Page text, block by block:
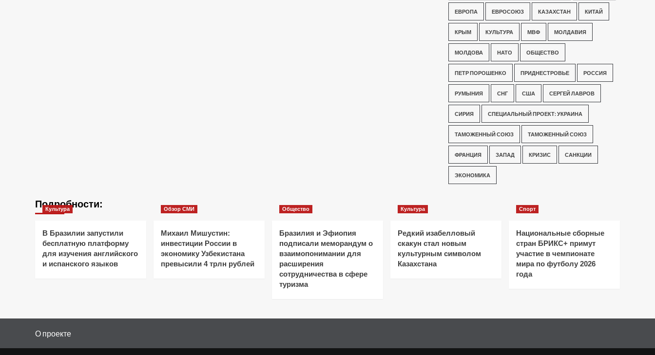
ЕВРОПА ЕВРОСОЮЗ КАЗАХСТАН КИТАЙ
КРЫМ КУЛЬТУРА МВФ МОЛДАВИЯ
МОЛДОВА НАТО ОБЩЕСТВО
ПЕТР ПОРОШЕНКО ПРИДНЕСТРОВЬЕ РОССИЯ
РУМЫНИЯ СНГ США СЕРГЕЙ ЛАВРОВ
СИРИЯ СПЕЦИАЛЬНЫЙ ПРОЕКТ: УКРАИНА
ТАМОЖЕННЫЙ СОЮЗ ТАМОЖЕННЫЙ СОЮЗ
ФРАНЦИЯ ЗАПАД КРИЗИС САНКЦИИ
ЭКОНОМИКА
Подробности:
Культура
В Бразилии запустили
бесплатную платформу
для изучения английского
и испанского языков
Обзор СМИ
Михаил Мишустин:
инвестиции России в
экономику Узбекистана
превысили 4 трлн рублей
Общество
Бразилия и Эфиопия
подписали меморандум о
взаимопонимании для
расширения
сотрудничества в сфере
туризма
Культура
Редкий изабелловый
скакун стал новым
культурным символом
Казахстана
Спорт
Национальные сборные
стран БРИКС+ примут
участие в чемпионате
мира по футболу 2026
года
О проекте